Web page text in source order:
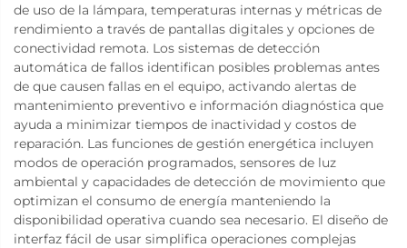
de uso de la lámpara, temperaturas internas y métricas de
rendimiento a través de pantallas digitales y opciones de
conectividad remota. Los sistemas de detección
automática de fallos identifican posibles problemas antes
de que causen fallas en el equipo, activando alertas de
mantenimiento preventivo e información diagnóstica que
ayuda a minimizar tiempos de inactividad y costos de
reparación. Las funciones de gestión energética incluyen
modos de operación programados, sensores de luz
ambiental y capacidades de detección de movimiento que
optimizan el consumo de energía manteniendo la
disponibilidad operativa cuando sea necesario. El diseño de
interfaz fácil de usar simplifica operaciones complejas